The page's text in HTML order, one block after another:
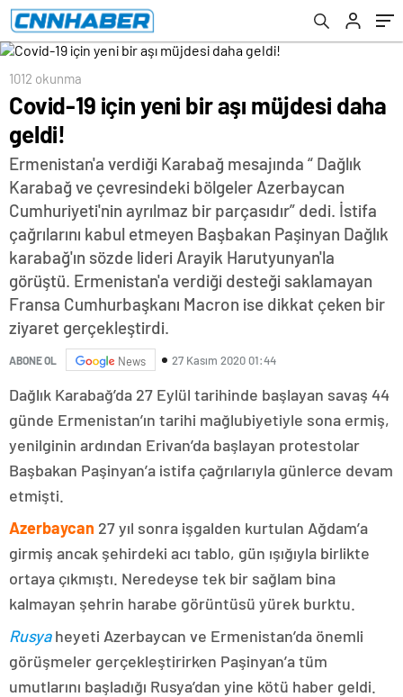
1012 okunma
Covid-19 için yeni bir aşı müjdesi daha
geldi!
Ermenistan'a verdiği Karabağ mesajında “ Dağlık
Karabağ ve çevresindeki bölgeler Azerbaycan
Cumhuriyeti'nin ayrılmaz bir parçasıdır” dedi. İstifa
çağrılarını kabul etmeyen Başbakan Paşinyan Dağlık
karabağ'ın sözde lideri Arayik Harutyunyan'la
görüştü. Ermenistan'a verdiği desteği saklamayan
Fransa Cumhurbaşkanı Macron ise dikkat çeken bir
ziyaret gerçekleştirdi.
ABONE OL News 27 Kasım 2020 01:44
Dağlık Karabağ’da 27 Eylül tarihinde başlayan savaş 44
günde Ermenistan’ın tarihi mağlubiyetiyle sona ermiş,
yenilginin ardından Erivan’da başlayan protestolar
Başbakan Paşinyan’a istifa çağrılarıyla günlerce devam
etmişti.
Azerbaycan 27 yıl sonra işgalden kurtulan Ağdam’a
girmiş ancak şehirdeki acı tablo, gün ışığıyla birlikte
ortaya çıkmıştı. Neredeyse tek bir sağlam bina
kalmayan şehrin harabe görüntüsü yürek burktu.
Rusyaheyeti Azerbaycan ve Ermenistan’da önemli
görüşmeler gerçekleştirirken Paşinyan’a tüm
umutlarını başladığı Rusya’dan yine kötü haber geldi.